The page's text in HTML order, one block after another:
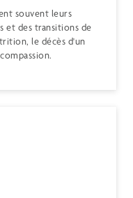
souvent leurs
et des transitions de
le décès d'un